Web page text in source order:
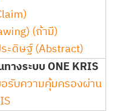
(ถ้ามี)
ะดิษฐ์ (Abstract)
างระบบ ONE KRIS
รับความคุ้มครองผ่าน